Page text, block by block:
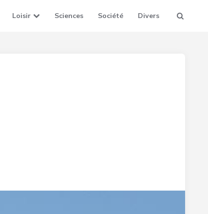
Loisir Sciences Société Divers